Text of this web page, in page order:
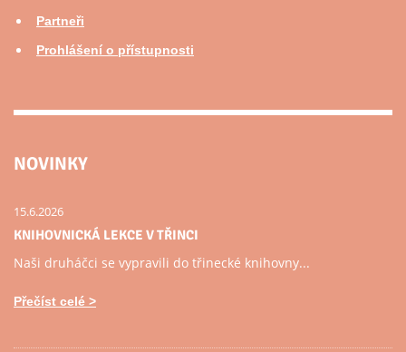
Partneři
Prohlášení o přístupnosti
NOVINKY
15.6.2026
KNIHOVNICKÁ LEKCE V TŘINCI
Naši druháčci se vypravili do třinecké knihovny...
Přečíst celé